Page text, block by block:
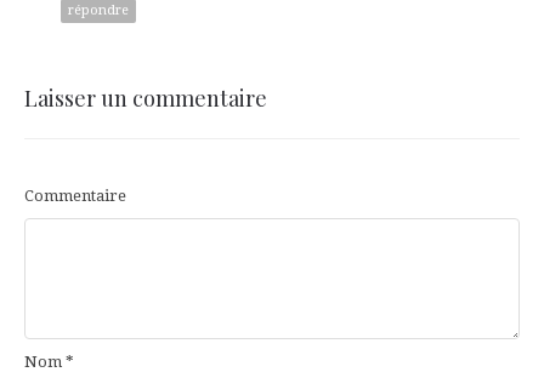
répondre
Laisser un commentaire
Commentaire
Nom *